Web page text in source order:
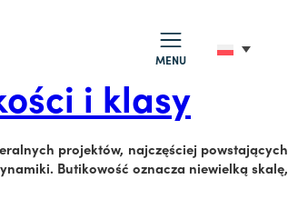
MENU
i klasy
projektów, najczęściej powstających
Butikowość oznacza niewielką skalę,